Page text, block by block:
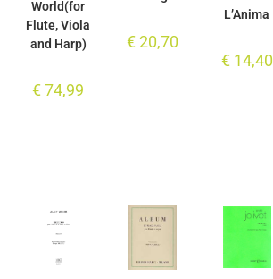
World(for
Flute, Viola
and Harp)
€74,99
€20,70
L’Anima
€14,40